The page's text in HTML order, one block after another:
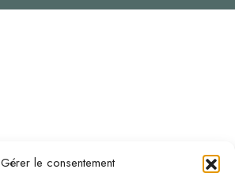
Gérer le consentement